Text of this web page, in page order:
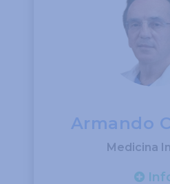
Armando
Medicina